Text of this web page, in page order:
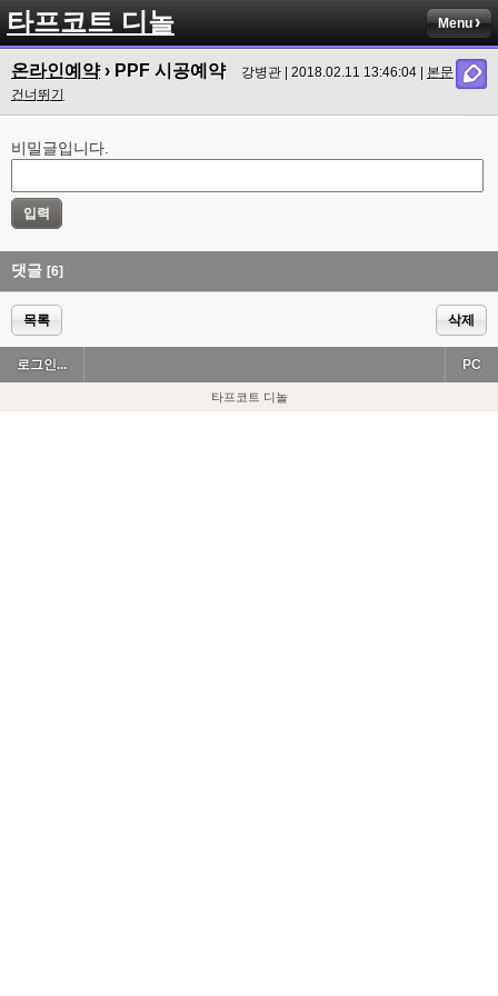
타프코트 디놀 Menu
온라인예약› PPF 시공예약 강병관 | 2018.02.11 13:46:04 | 본문
건너뛰기
비밀글입니다.
댓글 [6]
목록 삭제
로그인... PC
타프코트 디놀